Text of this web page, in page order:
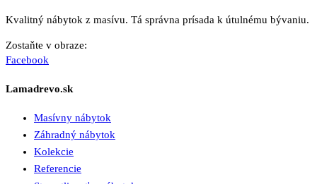
Kvalitný nábytok z masívu. Tá správna prísada k útulnému bývaniu.
Zostaňte v obraze:
Facebook
Lamadrevo.sk
Masívny nábytok
Záhradný nábytok
Kolekcie
Referencie